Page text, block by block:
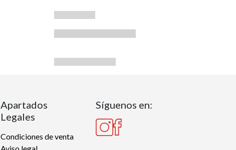
Apartados
Legales
Condiciones de venta
Síguenos en: